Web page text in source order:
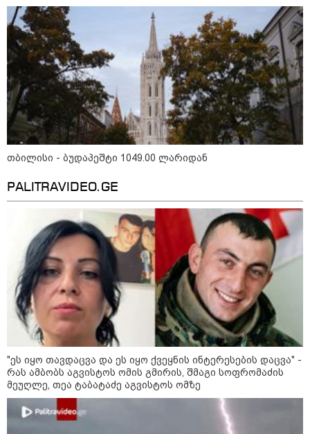
16:06 / 09-08-2026
"ტრაგედიამდე ალექსანდრე
გაბაშვილი ChatGPT-ის აწვდის
თავისი ელექტროშოკის
ინფორმაციებს და ეუბნება:
გათიშავს თუ არა პიროვნებას,
თან ეუბნება, დაივიწყე, რაც
გითხარი" - გიგა ავალიანის
დედა
კატეგორიის ყველა სიახლე
მკითხველის რჩევით
17:32 / 09-08-2026
კიდევ ერთ დაკარგულს
ოჯახი 10 წელია ეძებს -
რას ამბობს 26 წლის
ახალაგაზრდის დედა?
17:12 / 09-08-2026
უნცია ოქრო დღიურად
101 დოლარით
გაძვირდა - რა ღირს
გრამი საქართველოში?
16:49 / 09-
ქუთაისში,
შეეცადა
თბილისი - ბუდაპეშტი 1049.00 ლარიდან
PALITRAVIDEO.GE
"ეს იყო თავდაცვა და ეს იყო ქვეყნის ინტერესების დაცვა" -
რას ამბობს აგვისტოს ომის გმირის, შმაგი სოფრომაძის
მეუღლე, თეა ტაბატაძე აგვისტოს ომზე